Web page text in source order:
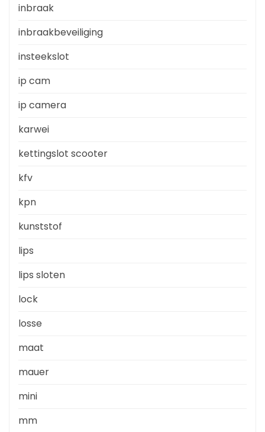
inbraak
inbraakbeveiliging
insteekslot
ip cam
ip camera
karwei
kettingslot scooter
kfv
kpn
kunststof
lips
lips sloten
lock
losse
maat
mauer
mini
mm